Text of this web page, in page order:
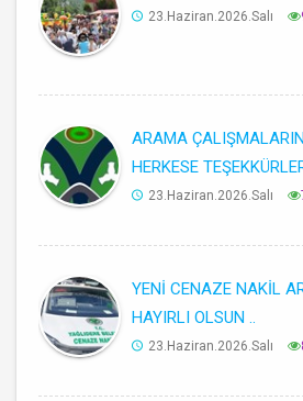
23.Haziran.2026.Salı
ARAMA
HERKESE
23.Haziran.2026.Salı
YENİ CENAZE NAKİL
HAYIRLI OLSUN ..
23.Haziran.2026.Salı